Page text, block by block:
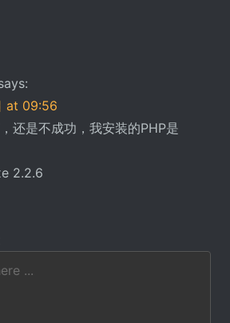
at 09:56
还是不成功，我安装的PHP是
2.2.6